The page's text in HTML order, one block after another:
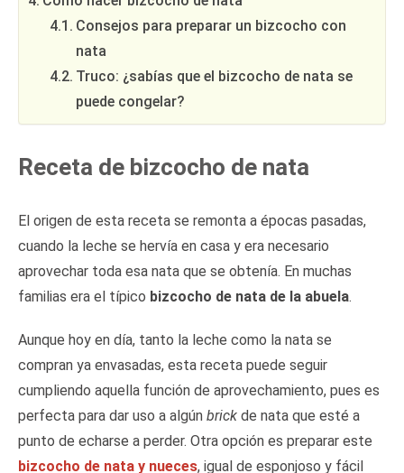
Consejos para preparar un bizcocho con
nata
Truco: ¿sabías que el bizcocho de nata se
puede congelar?
Receta de bizcocho de nata
El origen de esta receta se remonta a épocas pasadas,
cuando la leche se hervía en casa y era necesario
aprovechar toda esa nata que se obtenía. En muchas
familias era el típico bizcocho de nata de la abuela.
Aunque hoy en día, tanto la leche como la nata se
compran ya envasadas, esta receta puede seguir
cumpliendo aquella función de aprovechamiento, pues es
perfecta para dar uso a algún brick de nata que esté a
punto de echarse a perder. Otra opción es preparar este
bizcocho de nata y nueces, igual de esponjoso y fácil